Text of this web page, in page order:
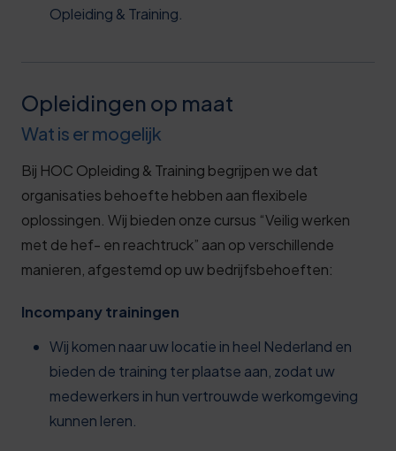
Opleiding & Training.
Opleidingen op maat
Wat is er mogelijk
Bij HOC Opleiding & Training begrijpen we dat
organisaties behoefte hebben aan flexibele
oplossingen. Wij bieden onze cursus “Veilig werken
met de hef- en reachtruck” aan op verschillende
manieren, afgestemd op uw bedrijfsbehoeften:
Incompany trainingen
Wij komen naar uw locatie in heel Nederland en
bieden de training ter plaatse aan, zodat uw
medewerkers in hun vertrouwde werkomgeving
kunnen leren.